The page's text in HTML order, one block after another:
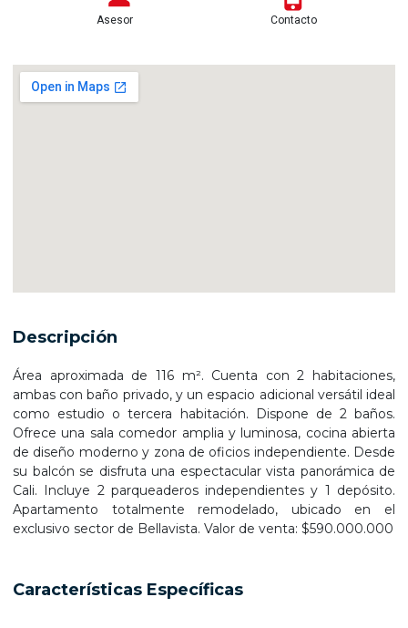
Asesor Contacto
Descripción
Área aproximada de 116 m². Cuenta con 2 habitaciones,
ambas con baño privado, y un espacio adicional versátil ideal
como estudio o tercera habitación. Dispone de 2 baños.
Ofrece una sala comedor amplia y luminosa, cocina abierta
de diseño moderno y zona de oficios independiente. Desde
su balcón se disfruta una espectacular vista panorámica de
Cali. Incluye 2 parqueaderos independientes y 1 depósito.
Apartamento totalmente remodelado, ubicado en el
exclusivo sector de Bellavista. Valor de venta: $590.000.000
Características Específicas